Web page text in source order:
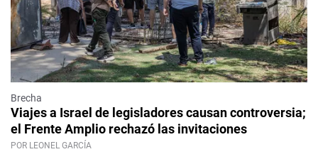
Brecha
Viajes a Israel de legisladores causan controversia;
el Frente Amplio rechazó las invitaciones
POR LEONEL GARCÍA